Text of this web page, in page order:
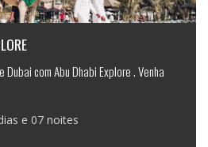
com Abu Dhabi Explore . Venha
e 07 noites